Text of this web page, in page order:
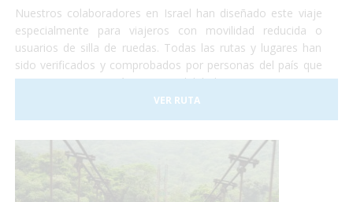
Nuestros colaboradores en Israel han diseñado este viaje
especialmente para viajeros con movilidad reducida o
usuarios de silla de ruedas. Todas las rutas y lugares han
sido verificados y comprobados por personas del país que
nos garantizan su máxima accesibilidad!
VER RUTA